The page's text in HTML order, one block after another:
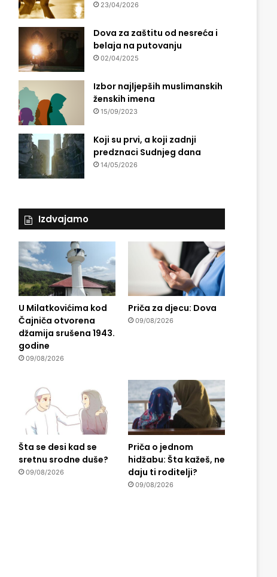
23/04/2026
Dova za zaštitu od nesreća i
belaja na putovanju
02/04/2025
Izbor najljepših muslimanskih
ženskih imena
15/09/2023
Koji su prvi, a koji zadnji
predznaci Sudnjeg dana
14/05/2026
Izdvajamo
U Milatkovićima kod
Čajniča otvorena
džamija srušena 1943.
godine
09/08/2026
Priča za djecu: Dova
09/08/2026
Šta se desi kad se
sretnu srodne duše?
09/08/2026
Priča o jednom
hidžabu: Šta kažeš, ne
daju ti roditelji?
09/08/2026